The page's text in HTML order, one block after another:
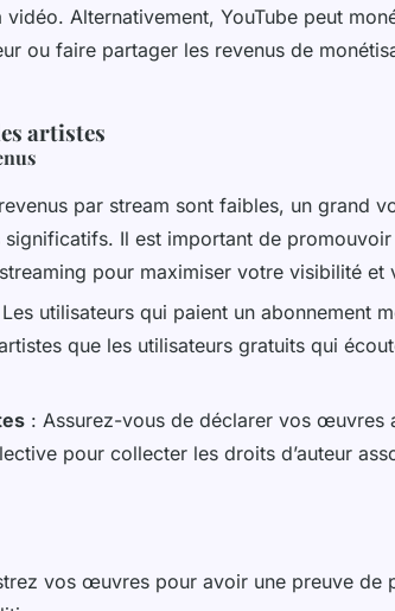
Alternativement, YouTube peut
ou faire partager les revenus de
artistes
par stream sont faibles, un grand
significatifs. Il est important de
pour maximiser votre visibilité et
utilisateurs qui paient un abonnement
que les utilisateurs gratuits qui
: Assurez-vous de déclarer vos œuvres
pour collecter les droits d’auteur
vos œuvres pour avoir une preuve de